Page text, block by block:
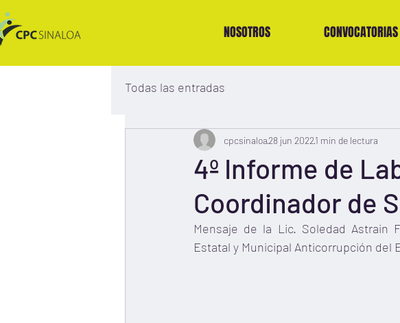
NOSOTROS CONVOCATORIAS
Todas las entradas
4º Informe de
Coordinador de
cpcsinaloa28 jun 20221 min de lectura
Mensaje de la Lic. Soledad Astrain
Estatal y Municipal Anticorrupción del